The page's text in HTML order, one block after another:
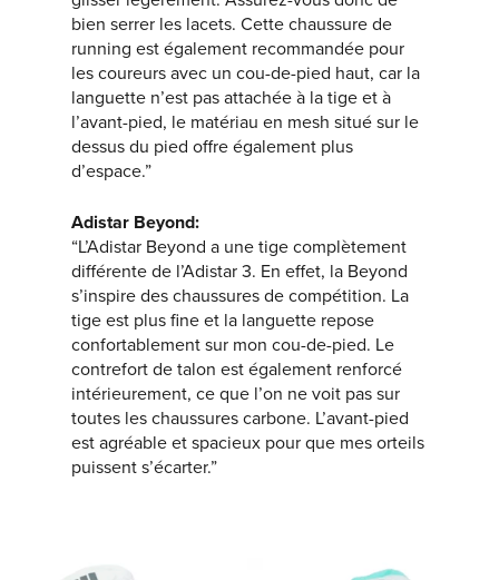
bien serrer les lacets. Cette chaussure de
running est également recommandée pour
les coureurs avec un cou-de-pied haut, car la
languette n’est pas attachée à la tige et à
l’avant-pied, le matériau en mesh situé sur le
dessus du pied offre également plus
d’espace.”
Adistar Beyond:
“L’Adistar Beyond a une tige complètement
différente de l’Adistar 3. En effet, la Beyond
s’inspire des chaussures de compétition. La
tige est plus fine et la languette repose
confortablement sur mon cou-de-pied. Le
contrefort de talon est également renforcé
intérieurement, ce que l’on ne voit pas sur
toutes les chaussures carbone. L’avant-pied
est agréable et spacieux pour que mes orteils
puissent s’écarter.”